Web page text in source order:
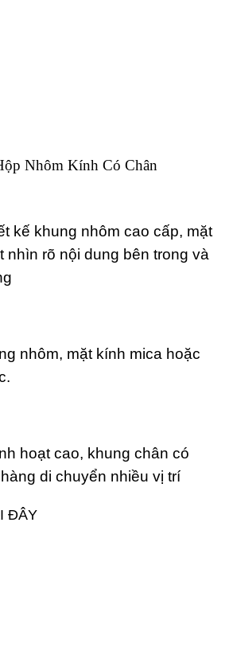
Nhôm Kính Có Chân
kế khung nhôm cao cấp, mặt
nhìn rõ nội dung bên trong và
nhôm, mặt kính mica hoặc
hoạt cao, khung chân có
di chuyển nhiều vị trí
ĐÂY